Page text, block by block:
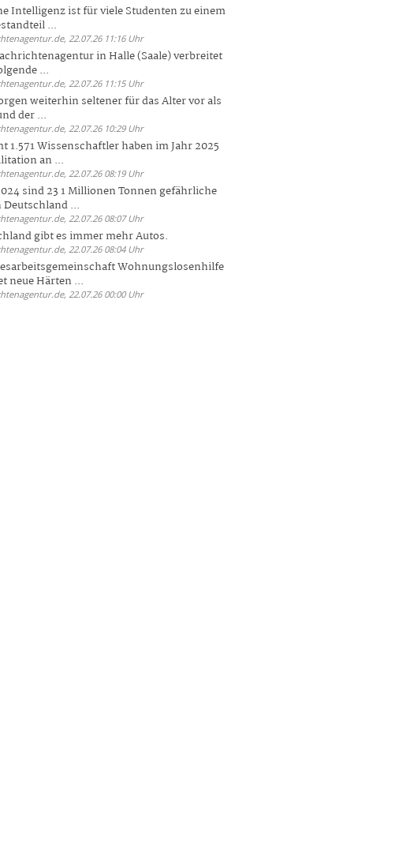
Intelligenz ist für viele Studenten zu einem
...
22.07.26 11:16 Uhr
in Halle (Saale) verbreitet
...
22.07.26 11:15 Uhr
weiterhin seltener für das Alter vor als
der ...
22.07.26 10:29 Uhr
1.571 Wissenschaftler haben im Jahr 2025
an ...
22.07.26 08:19 Uhr
sind 23 1 Millionen Tonnen gefährliche
...
22.07.26 08:07 Uhr
gibt es immer mehr Autos.
22.07.26 08:04 Uhr
Wohnungslosenhilfe
neue Härten ...
22.07.26 00:00 Uhr